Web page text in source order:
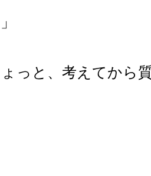
っと、考えてから